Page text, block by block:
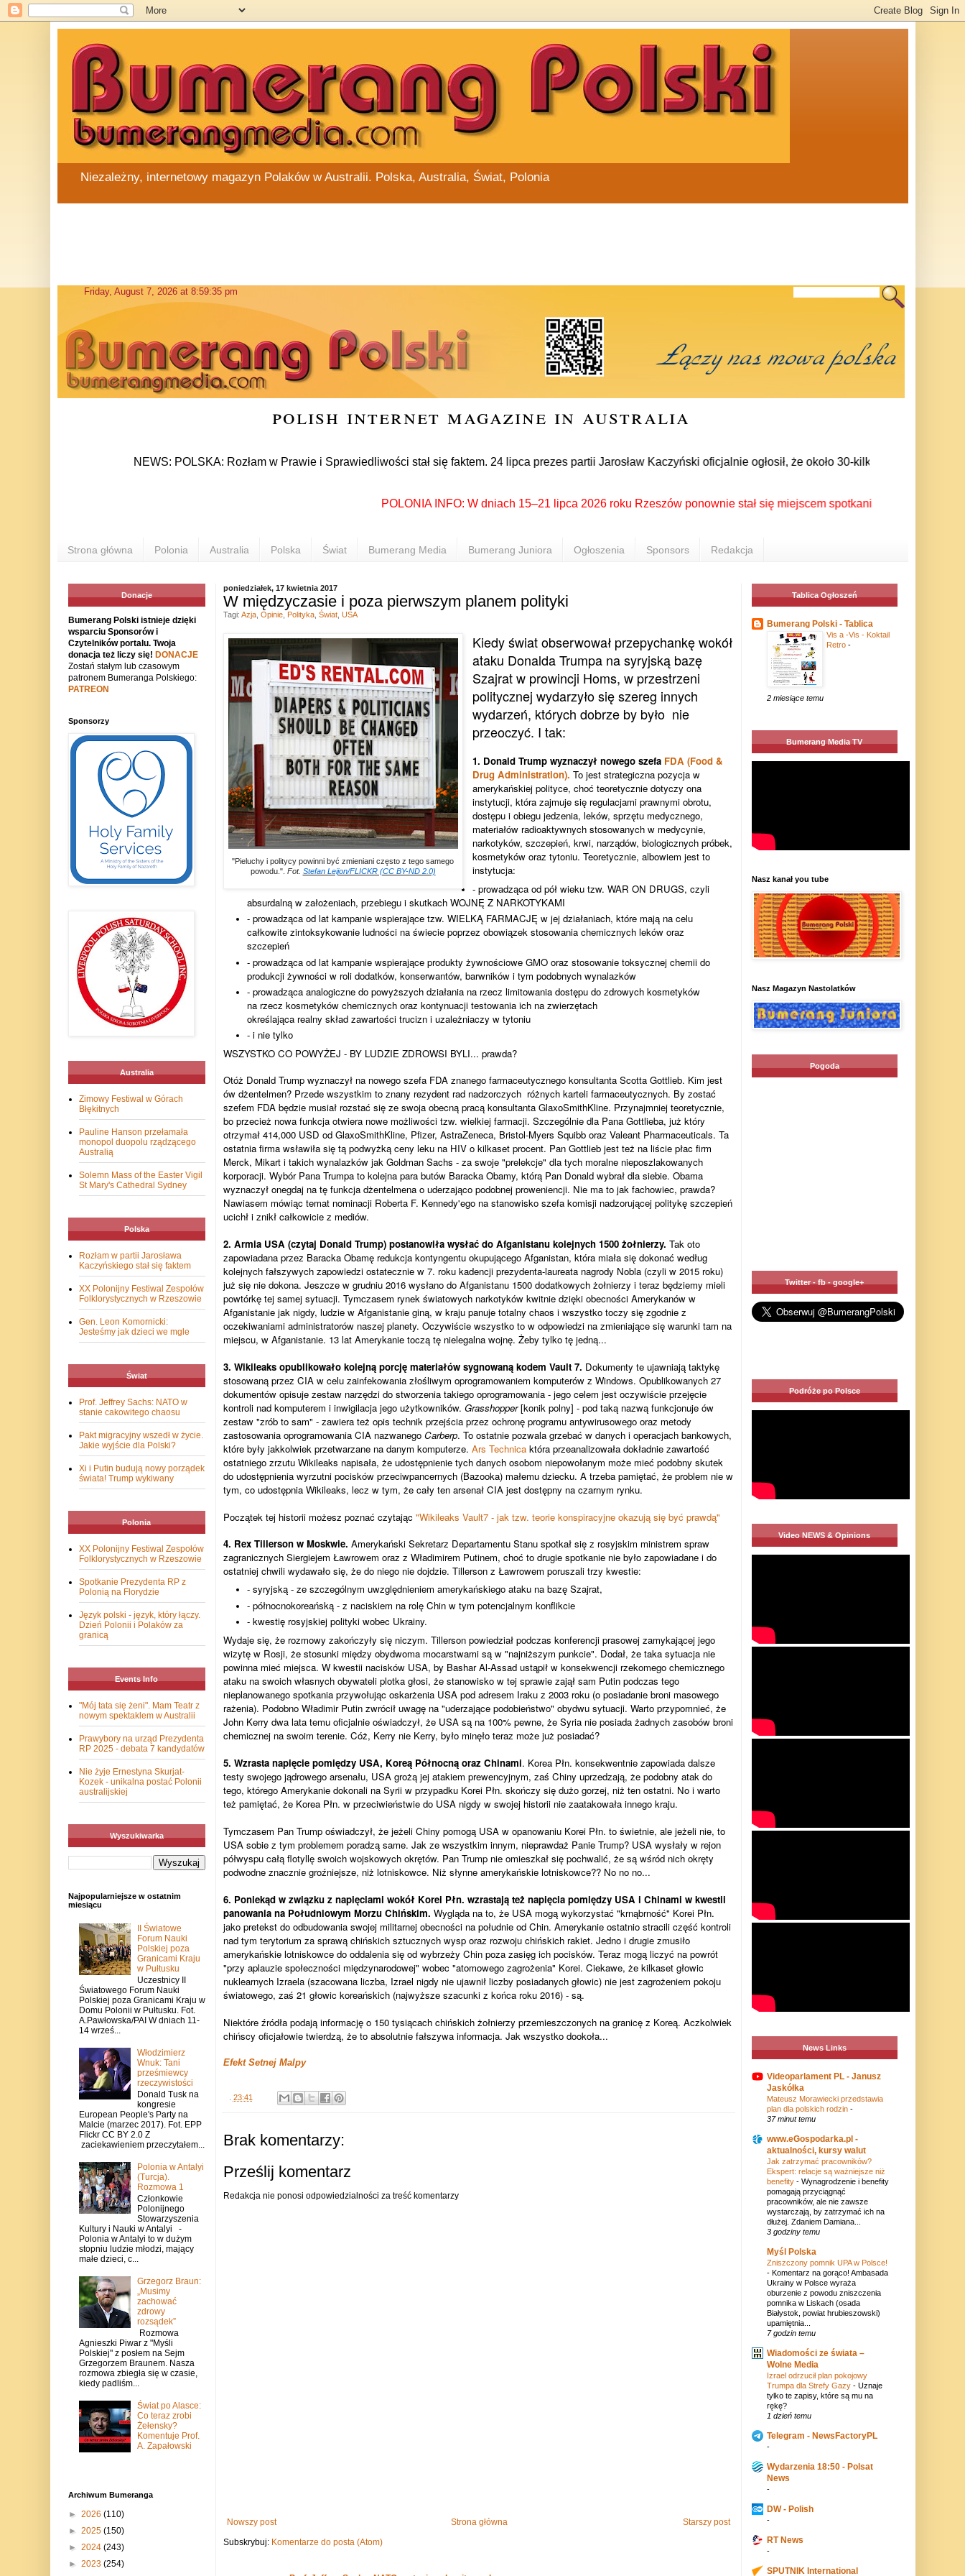
Niezależny, internetowy magazyn Polaków w Australii. Polska, Australia, Świat, Polonia
polish internet magazine in australia
NEWS: POLSKA: Rozłam w Prawie i Sprawiedliwości stał się faktem. 24 lipca prezes partii Jarosław Kaczyński oficjalnie ogłosił, że około 30-kilku posłów
POLONIA INFO: W dniach 15–21 lipca 2026 roku Rzeszów ponownie stał się miejscem spotkania Polonii z
Strona główna Polonia Australia Polska Świat Bumerang Media Bumerang Juniora Ogłoszenia Sponsors Redakcja
poniedziałek, 17 kwietnia 2017
W międzyczasie i poza pierwszym planem polityki
"Pieluchy i politycy powinni być zmieniani często z tego samego
powodu.". Fot. Stefan Leijon/FLICKR (CC BY-ND 2.0)
Kiedy świat obserwował przepychankę wokół
ataku Donalda Trumpa na syryjską bazę
Szajrat w prowincji Homs, w przestrzeni
politycznej wydarzyło się szereg innych
wydarzeń, których dobrze by było nie
przeoczyć. I tak:
1. Donald Trump wyznaczył nowego szefaFDA (Food &
Drug Administration). To jest strategiczna pozycja w
amerykańskiej polityce, choć teoretycznie dotyczy ona
instytucji, która zajmuje się regulacjami prawnymi obrotu,
dostępu i obiegu jedzenia, leków, sprzętu medycznego,
materiałów radioaktywnych stosowanych w medycynie,
narkotyków, szczepień, krwi, narządów, biologicznych próbek,
kosmetyków oraz tytoniu. Teoretycznie, albowiem jest to
instytucja:
- prowadząca od pół wieku tzw. WAR ON DRUGS, czyli
absurdalną w założeniach, przebiegu i skutkach WOJNĘ Z NARKOTYKAMI
- prowadząca od lat kampanie wspierające tzw. WIELKĄ FARMACJĘ w jej działaniach, które mają na celu
całkowite zintoksykowanie ludności na świecie poprzez obowiązek stosowania chemicznych leków oraz
szczepień
- prowadząca od lat kampanie wspierające produkty żywnościowe GMO oraz stosowanie toksycznej chemii do
produkcji żywności w roli dodatków, konserwantów, barwników i tym podobnych wynalazków
- prowadząca analogiczne do powyższych działania na rzecz limitowania dostępu do zdrowych kosmetyków
na rzecz kosmetyków chemicznych oraz kontynuacji testowania ich na zwierzętach
określająca realny skład zawartości trucizn i uzależniaczy w tytoniu
- i nie tylko
WSZYSTKO CO POWYŻEJ - BY LUDZIE ZDROWSI BYLI... prawda?
Otóż Donald Trump wyznaczył na nowego szefa FDA znanego farmaceutycznego konsultanta Scotta Gottlieb. Kim jest
ów dżentelmen? Przede wszystkim to znany rezydent rad nadzorczych różnych karteli farmaceutycznych. By zostać
szefem FDA będzie musiał rozstać się ze swoja obecną pracą konsultanta GlaxoSmithKline. Przynajmniej teoretycznie,
bo przecież nowa funkcja otwiera nowe możliwości tzw. wielkiej farmacji. Szczególnie dla Pana Gottlieba, już który
otrzymał 414,000 USD od GlaxoSmithKline, Pfizer, AstraZeneca, Bristol-Myers Squibb oraz Valeant Pharmaceuticals. Ta
ostatnia firma wsławiła się tą podwyżką ceny leku na HIV o kilkaset procent. Pan Gottlieb jest też na liście płac firm
Merck, Mikart i takich wynalazków jak Goldman Sachs - za swoje "prelekcje" dla tych moralne nieposzlakowanych
korporacji. Wybór Pana Trumpa to kolejna para butów Baracka Obamy, którą Pan Donald wybrał dla siebie. Obama
wyznaczył onegdaj na tę funkcja dżentelmena o uderzająco podobnej proweniencji. Nie ma to jak fachowiec, prawda?
Nawiasem mówiąc temat nominacji Roberta F. Kennedy'ego na stanowisko szefa komisji nadzorującej politykę szczepień
ucichł i znikł całkowicie z mediów.
2. Armia USA (czytaj Donald Trump) postanowiła wysłać do Afganistanu kolejnych 1500 żołnierzy. Tak oto
zapowiadana przez Baracka Obamę redukcja kontyngentu okupującego Afganistan, która miała się dokonać według
kolejnych fałszywych zapowiedzi ostatecznie w 7. roku kadencji prezydenta-laureata nagrody Nobla (czyli w 2015 roku)
już się nie dokona. Jeszcze w grudniu 2016 wysłano do Afganistanu 1500 dodatkowych żołnierzy i teraz będziemy mieli
powtórkę tej samej sytuacji. Tymczasem rynek światowych narkotyków kwitnie dzięki obecności Amerykanów w
Afganistanie jak nigdy, ludzie w Afganistanie giną, w kraju panuje totalny chaos i wszystko toczy się zgodnie z
oczekiwaniami administratorów naszej planety. Oczywiście wszystko to w odpowiedzi na zmieniające się warunki tam na
miejscu, w Afganistanie. 13 lat Amerykanie toczą tę nielegalna wojnę. Żeby tylko tę jedną...
3. Wikileaks opublikowało kolejną porcję materiałów sygnowaną kodem Vault 7. Dokumenty te ujawniają taktykę
stosowaną przez CIA w celu zainfekowania złośliwym oprogramowaniem komputerów z Windows. Opublikowanych 27
dokumentów opisuje zestaw narzędzi do stworzenia takiego oprogramowania - jego celem jest oczywiście przejęcie
kontroli nad komputerem i inwigilacja jego użytkowników. Grasshopper[konik polny] - pod taką nazwą funkcjonuje ów
zestaw "zrób to sam" - zawiera też opis technik przejścia przez ochronę programu antywirusowego oraz metody
zastosowania oprogramowania CIA nazwanego Carberp. To ostatnie pozwala grzebać w danych i operacjach bankowych,
które były jakkolwiek przetwarzane na danym komputerze. Ars Technicaktóra przeanalizowała dokładnie zawartość
ostatniego zrzutu Wikileaks napisała, że udostępnienie tych danych osobom niepowołanym może mieć podobny skutek
do udostępnienia wyrzutni pocisków przeciwpancernych (Bazooka) małemu dziecku. A trzeba pamiętać, że problem nie w
tym, co udostępnia Wikileaks, lecz w tym, że cały ten arsenał CIA jest dostępny na czarnym rynku.
Początek tej historii możesz poznać czytając"Wikileaks Vault7 - jak tzw. teorie konspiracyjne okazują się być prawdą"
4. Rex Tillerson w Moskwie. Amerykański Sekretarz Departamentu Stanu spotkał się z rosyjskim ministrem spraw
zagranicznych Siergiejem Ławrowem oraz z Władimirem Putinem, choć to drugie spotkanie nie było zapowiadane i do
ostatniej chwili wydawało się, że do niego nie dojdzie. Tillerson z Ławrowem poruszali trzy kwestie:
- syryjską - ze szczególnym uwzględnieniem amerykańskiego ataku na bazę Szajrat,
- północnokoreańską - z naciskiem na rolę Chin w tym potencjalnym konflikcie
- kwestię rosyjskiej polityki wobec Ukrainy.
Wydaje się, że rozmowy zakończyły się niczym. Tillerson powiedział podczas konferencji prasowej zamykającej jego
wizytę w Rosji, że stosunki między obydwoma mocarstwami są w "najniższym punkcie". Dodał, że taka sytuacja nie
powinna mieć miejsca. W kwestii nacisków USA, by Bashar Al-Assad ustąpił w konsekwencji rzekomego chemicznego
ataku na swoich własnych obywateli plotka głosi, że stanowisko w tej sprawie zajął sam Putin podczas tego
nieplanowanego spotkania przywołując oskarżenia USA pod adresem Iraku z 2003 roku (o posiadanie broni masowego
rażenia). Podobno Władimir Putin zwrócił uwagę na "uderzające podobieństwo" obydwu sytuacji. Warto przypomnieć, że
John Kerry dwa lata temu oficjalnie oświadczył, że USA są na 100% pewne, że Syria nie posiada żadnych zasobów broni
chemicznej na swoim terenie. Cóż, Kerry nie Kerry, było minęło teraz może już posiadać?
5. Wzrasta napięcie pomiędzy USA, Koreą Północną oraz Chinami. Korea Płn. konsekwentnie zapowiada dalsze
testy swojego jądrowego arsenału, USA grożą jej atakiem prewencyjnym, zaś Chiny uprzedzają, że podobny atak do
tego, którego Amerykanie dokonali na Syrii w przypadku Korei Płn. skończy się dużo gorzej, niż ten ostatni. No i warto
też pamiętać, że Korea Płn. w przeciwieństwie do USA nigdy w swojej historii nie zaatakowała innego kraju.
Tymczasem Pan Trump oświadczył, że jeżeli Chiny pomogą USA w opanowaniu Korei Płn. to świetnie, ale jeżeli nie, to
USA sobie z tym problemem poradzą same. Jak ze wszystkim innym, nieprawdaż Panie Trump? USA wysłały w rejon
półwyspu całą flotyllę swoich wojskowych okrętów. Pan Trump nie omieszkał się pochwalić, że są wśród nich okręty
podwodne znacznie groźniejsze, niż lotniskowce. Niż słynne amerykańskie lotniskowce?? No no no...
6. Poniekąd w związku z napięciami wokół Korei Płn. wzrastają też napięcia pomiędzy USA i Chinami w kwestii
panowania na Południowym Morzu Chińskim. Wygląda na to, że USA mogą wykorzystać "krnąbrność" Korei Płn.
jako pretekst do odbudowania swojej militarnej obecności na południe od Chin. Amerykanie ostatnio stracili część kontroli
nad tym terytorium za sprawą chińskich sztucznych wysp oraz rozwoju chińskich rakiet. Jedno i drugie zmusiło
amerykańskie lotniskowce do oddalenia się od wybrzeży Chin poza zasięg ich pocisków. Teraz mogą liczyć na powrót
"przy aplauzie społeczności międzynarodowej" wobec "atomowego zagrożenia" Korei. Ciekawe, że kilkaset głowic
nuklearnych Izraela (szacowana liczba, Izrael nigdy nie ujawnił liczby posiadanych głowic) nie jest zagrożeniem pokoju
światowego, zaś 21 głowic koreańskich (najwyższe szacunki z końca roku 2016) - są.
Niektóre źródła podają informację o 150 tysiącach chińskich żołnierzy przemieszczonych na granicę z Koreą. Aczkolwiek
chińscy oficjałowie twierdzą, że to absolutnie fałszywa informacja. Jak wszystko dookoła...
Efekt Setnej Malpy
23:41
Tagi: Azja, Opinie, Polityka, Świat, USA
Brak komentarzy:
Prześlij komentarz
Redakcja nie ponosi odpowiedzialności za treść komentarzy
Nowszy post Starszy post
Strona główna
Subskrybuj: Komentarze do posta (Atom)
Donacje
Bumerang Polski istnieje dzięki
wsparciu Sponsorów i
Czytelników portalu. Twoja
donacja też liczy się! DONACJE
Zostań stałym lub czasowym
patronem Bumeranga Polskiego:
PATREON
Sponsorzy
Australia
Zimowy Festiwal w Górach
Błękitnych
Pauline Hanson przełamała
monopol duopolu rządzącego
Australią
Solemn Mass of the Easter Vigil
St Mary's Cathedral Sydney
Polska
Rozłam w partii Jarosława
Kaczyńskiego stał się faktem
XX Polonijny Festiwal Zespołów
Folklorystycznych w Rzeszowie
Gen. Leon Komornicki:
Jesteśmy jak dzieci we mgle
Świat
Prof. Jeffrey Sachs: NATO w
stanie cakowitego chaosu
Pakt migracyjny wszedł w życie.
Jakie wyjście dla Polski?
Xi i Putin budują nowy porządek
świata! Trump wykiwany
Polonia
XX Polonijny Festiwal Zespołów
Folklorystycznych w Rzeszowie
Spotkanie Prezydenta RP z
Polonią na Florydzie
Język polski - język, który łączy.
Dzień Polonii i Polaków za
granicą
Events Info
"Mój tata się żeni". Mam Teatr z
nowym spektaklem w Australii
Prawybory na urząd Prezydenta
RP 2025 - debata 7 kandydatów
Nie żyje Ernestyna Skurjat-
Kozek - unikalna postać Polonii
australijskiej
Wyszukiwarka
Najpopularniejsze w ostatnim
miesiącu
II Światowe
Forum Nauki
Polskiej poza
Granicami Kraju
w Pułtusku
Uczestnicy II
Światowego Forum Nauki
Polskiej poza Granicami Kraju w
Domu Polonii w Pułtusku. Fot.
A.Pawłowska/PAI W dniach 11-
14 wrześ...
Włodzimierz
Wnuk: Tani
prześmiewcy
rzeczywistości
Donald Tusk na
kongresie
European People's Party na
Malcie (marzec 2017). Fot. EPP
Flickr CC BY 2.0 Z
zaciekawieniem przeczytałem...
Polonia w Antalyi
(Turcja).
Rozmowa 1
Członkowie
Polonijnego
Stowarzyszenia
Kultury i Nauki w Antalyi -
Polonia w Antalyi to w dużym
stopniu ludzie młodzi, mający
małe dzieci, c...
Grzegorz Braun:
„Musimy
zachować
zdrowy
rozsądek”
Rozmowa
Agnieszki Piwar z "Myśli
Polskiej" z posłem na Sejm
Grzegorzem Braunem. Nasza
rozmowa zbiegła się w czasie,
kiedy padliśm...
Świat po Alasce:
Co teraz zrobi
Żełensky?
Komentuje Prof.
A. Zapałowski
Archiwum Bumeranga
► 2026 (110)
► 2025 (150)
► 2024 (243)
► 2023 (254)
Tablica Ogłoszeń
Bumerang Polski - Tablica
Vis a -Vis - Koktail
Retro -
2 miesiące temu
Bumerang Media TV
Nasz kanał you tube
Nasz Magazyn Nastolatków
Pogoda
Twitter - fb - google+
Podróże po Polsce
Video NEWS & Opinions
News Links
Videoparlament PL - Janusz
Jaskółka
Mateusz Morawiecki przedstawia
plan dla polskich rodzin -
37 minut temu
www.eGospodarka.pl -
aktualności, kursy walut
Jak zatrzymać pracowników?
Ekspert: relacje są ważniejsze niż
benefity - Wynagrodzenie i benefity
pomagają przyciągnąć
pracowników, ale nie zawsze
wystarczają, by zatrzymać ich na
dłużej. Zdaniem Damiana...
3 godziny temu
Myśl Polska
Zniszczony pomnik UPA w Polsce!
- Komentarz na gorąco! Ambasada
Ukrainy w Polsce wyraża
oburzenie z powodu zniszczenia
pomnika w Liskach (osada
Białystok, powiat hrubieszowski)
upamiętnia...
7 godzin temu
Wiadomości ze świata –
Wolne Media
Izrael odrzucił plan pokojowy
Trumpa dla Strefy Gazy - Uznaje
tylko te zapisy, które są mu na
rękę?
1 dzień temu
Telegram - NewsFactoryPL
-
Wydarzenia 18:50 - Polsat
News
-
DW - Polish
-
RT News
-
SPUTNIK International